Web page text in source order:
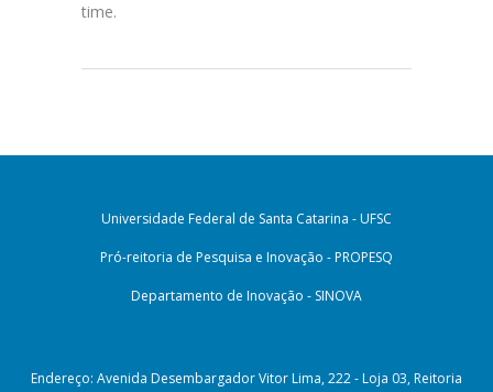
time.
Universidade Federal de Santa Catarina - UFSC
Pró-reitoria de Pesquisa e Inovação - PROPESQ
Departamento de Inovação - SINOVA
Endereço: Avenida Desembargador Vitor Lima, 222 - Loja 03, Reitoria